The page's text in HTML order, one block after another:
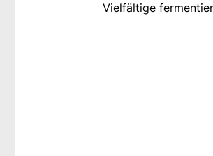
Vielfältige